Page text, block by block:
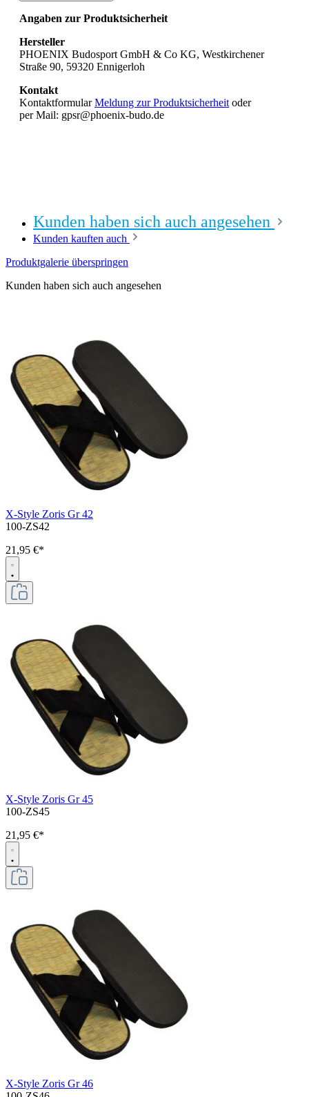
Angaben zur Produktsicherheit
Hersteller
PHOENIX Budosport GmbH & Co KG, Westkirchener
Straße 90, 59320 Ennigerloh
Kontakt
KontaktformularMeldung zur Produktsicherheit oder
per Mail: gpsr@phoenix-budo.de
Kunden haben sich auch angesehen
Kunden kauften auch
Produktgalerie überspringen
Kunden haben sich auch angesehen
X-Style Zoris Gr 42
100-ZS42
21,95 €*
X-Style Zoris Gr 45
100-ZS45
21,95 €*
X-Style Zoris Gr 46